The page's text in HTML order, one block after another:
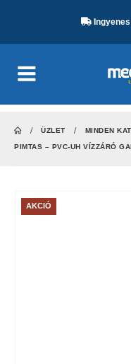
ÜZLET MINDEN
PIMTAS – PVC-UH VÍZZÁRÓ
AKCIÓ